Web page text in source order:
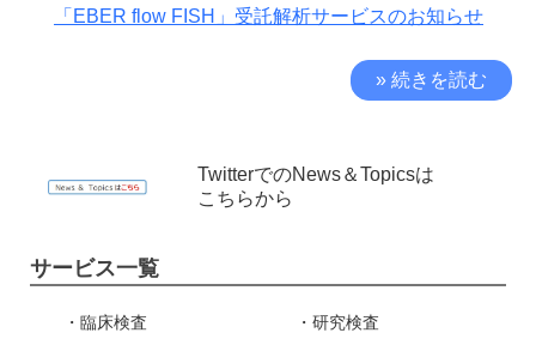
「EBER flow FISH」受託解析サービスのお知らせ
» 続きを読む
TwitterでのNews＆Topicsは
こちらから
サービス一覧
・臨床検査
・研究検査